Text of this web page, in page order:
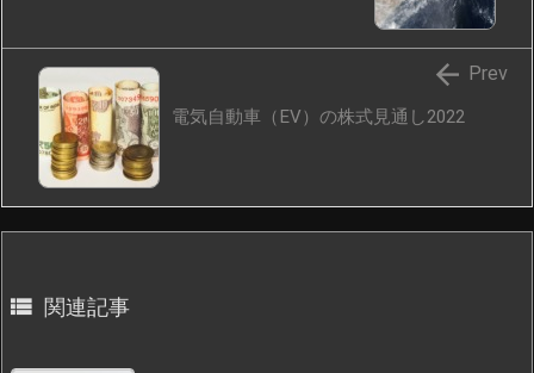
電気自動車（EV）の株式見通し2022
 Prev
 関連記事